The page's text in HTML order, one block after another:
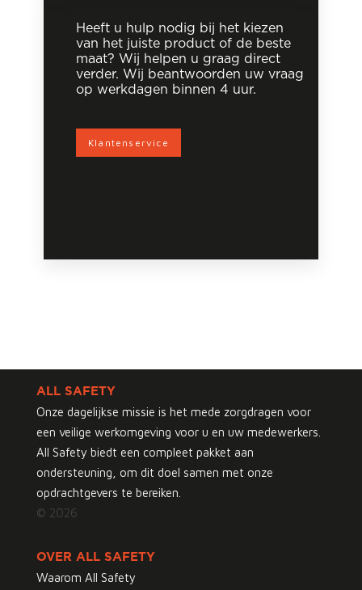
Heeft u hulp nodig bij het kiezen
van het juiste product of de beste
maat? Wij helpen u graag direct
verder. Wij beantwoorden uw vraag
op werkdagen binnen 4 uur.
Klantenservice
ALL SAFETY
Onze dagelijkse missie is het mede zorgdragen voor
een veilige werkomgeving voor u en uw medewerkers.
All Safety biedt een compleet pakket aan
ondersteuning, om dit doel samen met onze
opdrachtgevers te bereiken.
© 2026
OVER ALL SAFETY
Waarom All Safety